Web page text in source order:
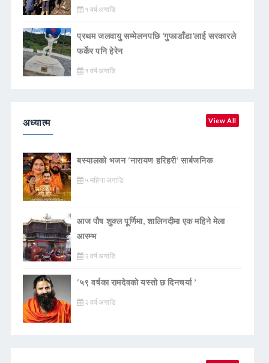
१ वर्ष अगाडि
प्रथम जलवायु सम्मेलनपछि ‘गुफाडाँडा’लाई सरकारले
फर्केर पनि हेरेन
१ वर्ष अगाडि
अध्यात्म View All
बस्यालको भजन ‘नारायण हरिहरी’ सार्बजनिक
५ महिना अगाडि
आज पौष शुक्ल पूर्णिमा, शालिनदीमा एक महिने मेला
आरम्भ
२ वर्ष अगाडि
‘५९ वर्षका रामदेवकाे यस्ताे छ दिनचर्या ’
२ वर्ष अगाडि